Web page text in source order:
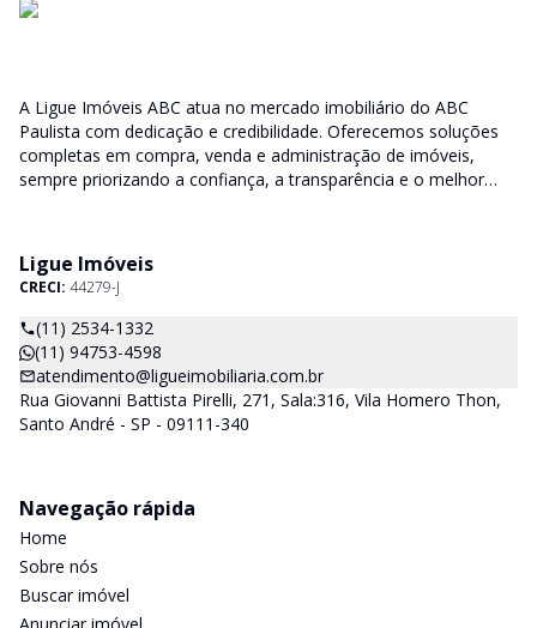
A Ligue Imóveis ABC atua no mercado imobiliário do ABC
Paulista com dedicação e credibilidade. Oferecemos soluções
completas em compra, venda e administração de imóveis,
sempre priorizando a confiança, a transparência e o melhor
Ligue Imóveis
CRECI: 44279-J
(11) 2534-1332
(11) 94753-4598
atendimento@ligueimobiliaria.com.br
Rua Giovanni Battista Pirelli, 271, Sala:316, Vila Homero Thon,
Santo André - SP - 09111-340
Navegação rápida
Home
Sobre nós
Buscar imóvel